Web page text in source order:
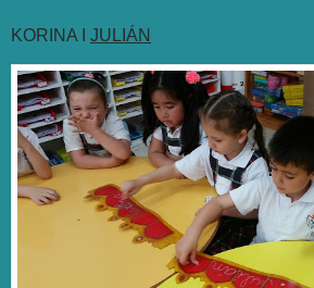
KORINA I JULIÁN